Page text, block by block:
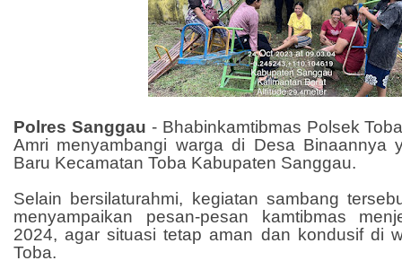
Polres Sanggau - Bhabinkamtibmas Polsek
Amri menyambangi warga di Desa Binaannya
Baru Kecamatan Toba Kabupaten Sanggau.
Selain bersilaturahmi, kegiatan sambang
menyampaikan pesan-pesan kamtibmas
2024, agar situasi tetap aman dan kondusif di
Toba.